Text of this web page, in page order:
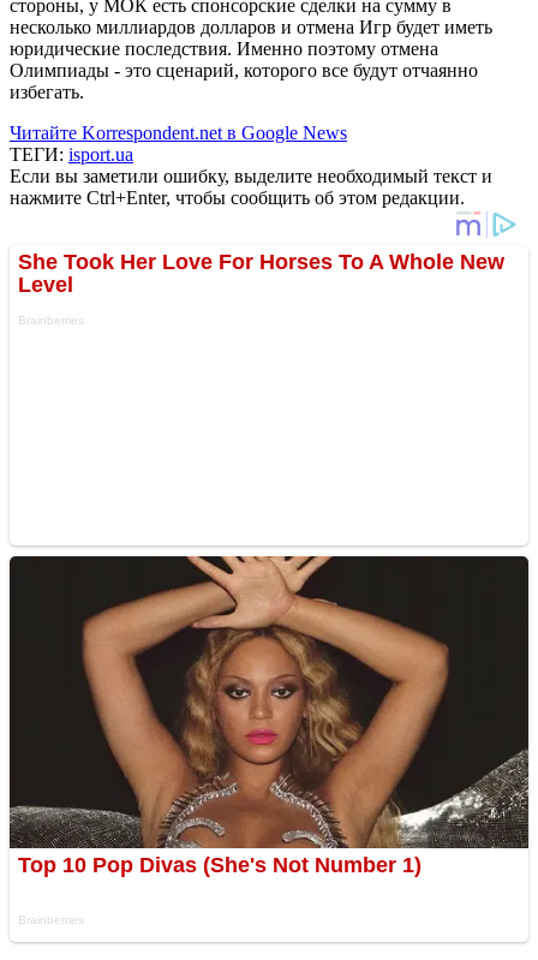
стороны, у МОК есть спонсорские сделки на сумму в
несколько миллиардов долларов и отмена Игр будет иметь
юридические последствия. Именно поэтому отмена
Олимпиады - это сценарий, которого все будут отчаянно
избегать.
Читайте Korrespondent.net в Google News
ТЕГИ: isport.ua
Если вы заметили ошибку, выделите необходимый текст и
нажмите Ctrl+Enter, чтобы сообщить об этом редакции.